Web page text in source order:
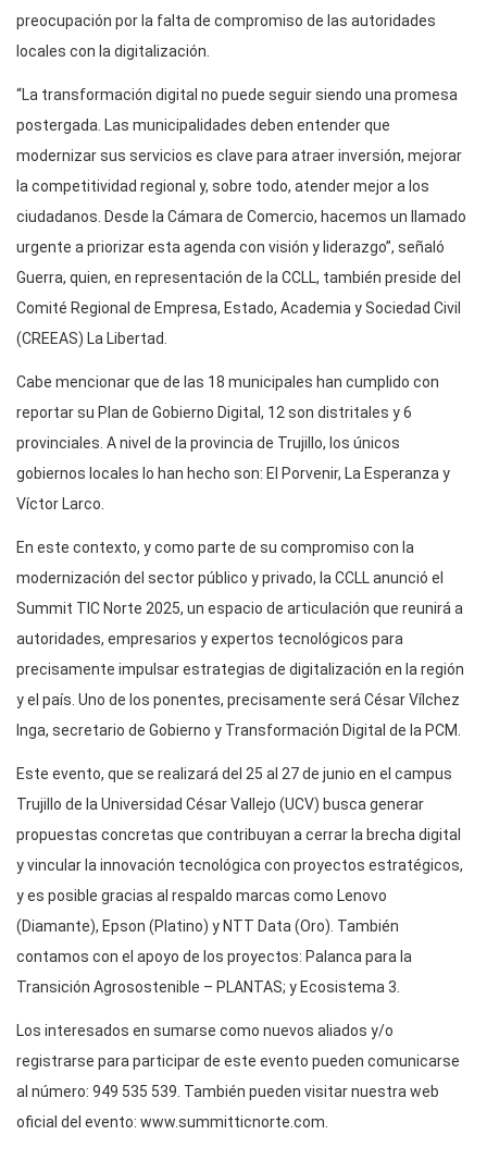
preocupación por la falta de compromiso de las autoridades
locales con la digitalización.
“La transformación digital no puede seguir siendo una promesa
postergada. Las municipalidades deben entender que
modernizar sus servicios es clave para atraer inversión, mejorar
la competitividad regional y, sobre todo, atender mejor a los
ciudadanos. Desde la Cámara de Comercio, hacemos un llamado
urgente a priorizar esta agenda con visión y liderazgo”, señaló
Guerra, quien, en representación de la CCLL, también preside del
Comité Regional de Empresa, Estado, Academia y Sociedad Civil
(CREEAS) La Libertad.
Cabe mencionar que de las 18 municipales han cumplido con
reportar su Plan de Gobierno Digital, 12 son distritales y 6
provinciales. A nivel de la provincia de Trujillo, los únicos
gobiernos locales lo han hecho son: El Porvenir, La Esperanza y
Víctor Larco.
En este contexto, y como parte de su compromiso con la
modernización del sector público y privado, la CCLL anunció el
Summit TIC Norte 2025, un espacio de articulación que reunirá a
autoridades, empresarios y expertos tecnológicos para
precisamente impulsar estrategias de digitalización en la región
y el país. Uno de los ponentes, precisamente será César Vílchez
Inga, secretario de Gobierno y Transformación Digital de la PCM.
Este evento, que se realizará del 25 al 27 de junio en el campus
Trujillo de la Universidad César Vallejo (UCV) busca generar
propuestas concretas que contribuyan a cerrar la brecha digital
y vincular la innovación tecnológica con proyectos estratégicos,
y es posible gracias al respaldo marcas como Lenovo
(Diamante), Epson (Platino) y NTT Data (Oro). También
contamos con el apoyo de los proyectos: Palanca para la
Transición Agrosostenible – PLANTAS; y Ecosistema 3.
Los interesados en sumarse como nuevos aliados y/o
registrarse para participar de este evento pueden comunicarse
al número: 949 535 539. También pueden visitar nuestra web
oficial del evento: www.summitticnorte.com.